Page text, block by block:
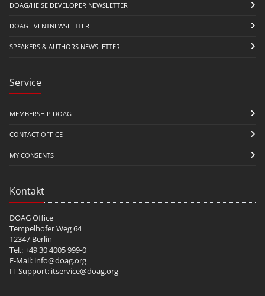
DOAG/HEISE DEVELOPER NEWSLETTER
DOAG EVENTNEWSLETTER
SPEAKERS & AUTHORS NEWSLETTER
Service
MEMBERSHIP DOAG
CONTACT OFFICE
MY CONSENTS
Kontakt
DOAG Office
Tempelhofer Weg 64
12347 Berlin
Tel.: +49 30 4005 999-0
E-Mail: info@doag.org
IT-Support: itservice@doag.org